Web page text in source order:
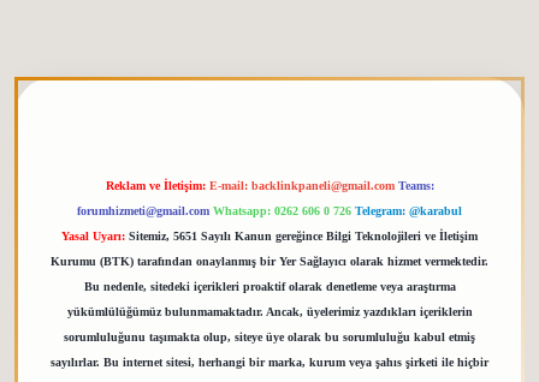
Reklam ve İletişim: E-mail: backlinkpaneli@gmail.com Teams:
forumhizmeti@gmail.com Whatsapp: 0262 606 0 726 Telegram: @karabul
Yasal Uyarı: Sitemiz, 5651 Sayılı Kanun gereğince Bilgi Teknolojileri ve İletişim
Kurumu (BTK) tarafından onaylanmış bir Yer Sağlayıcı olarak hizmet vermektedir.
Bu nedenle, sitedeki içerikleri proaktif olarak denetleme veya araştırma
yükümlülüğümüz bulunmamaktadır. Ancak, üyelerimiz yazdıkları içeriklerin
sorumluluğunu taşımakta olup, siteye üye olarak bu sorumluluğu kabul etmiş
sayılırlar. Bu internet sitesi, herhangi bir marka, kurum veya şahıs şirketi ile hiçbir